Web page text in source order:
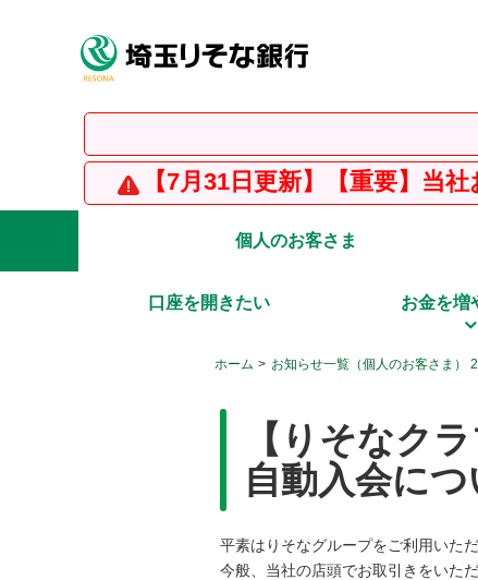
【7月31日更新】【重要】当社および
個人のお客さま
口座を開きたい お金を増
ホーム お知らせ一覧（個人のお客さま）
【りそなク
自動入会につ
平素はりそなグループをご利用いた
今般、当社の店頭でお取引きをいた